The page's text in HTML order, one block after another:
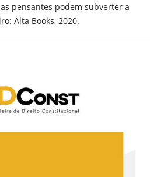
pensantes podem subverter a
Alta Books, 2020.